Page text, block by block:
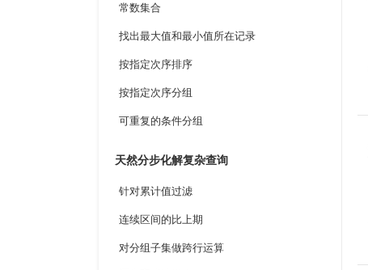
常数集合
找出最大值和最小值所在记录
按指定次序排序
按指定次序分组
可重复的条件分组
天然分步化解复杂查询
针对累计值过滤
连续区间的比上期
对分组子集做跨行运算